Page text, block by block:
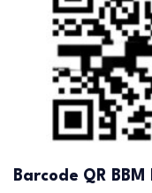
Barcode QR